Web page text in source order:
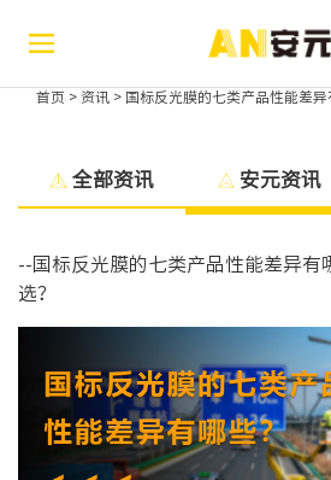
首页 > 资讯 > 国标反光膜的七类产品性能差异
全部资讯 安元资讯
--国标反光膜的七类产品性能差异有
选？